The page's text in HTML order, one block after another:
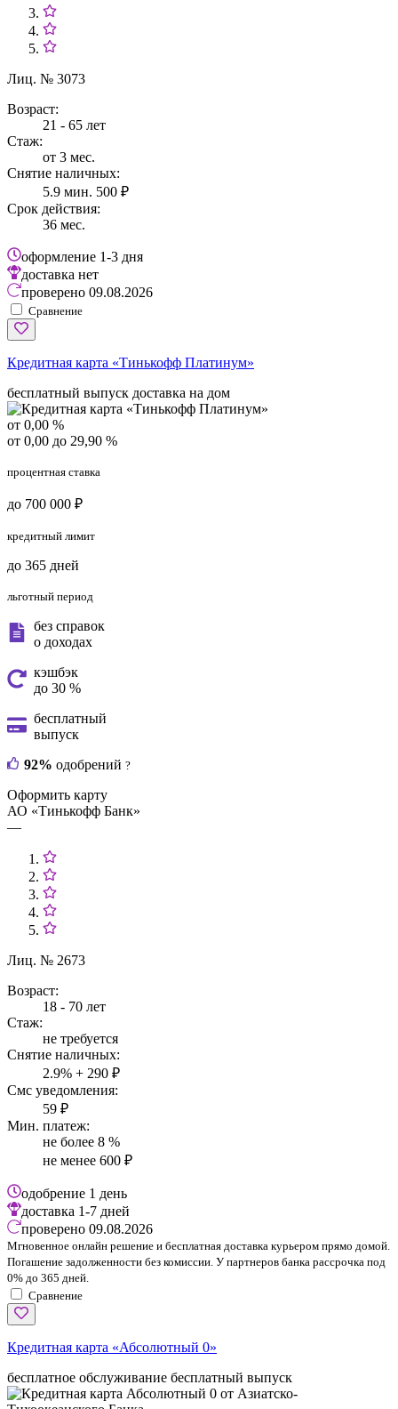
Лиц. № 3073
Возраст:
21 - 65 лет
Стаж:
от 3 мес.
Снятие наличных:
5.9 мин. 500 ₽
Срок действия:
36 мес.
оформление 1-3 дня
доставка нет
проверено 09.08.2026
Сравнение
Кредитная карта «Тинькофф Платинум»
бесплатный выпуск доставка на дом
от 0,00 %
от 0,00 до 29,90 %
процентная ставка
до 700 000 ₽
кредитный лимит
до 365 дней
льготный период
без справок
о доходах
кэшбэк
до 30 %
бесплатный
выпуск
92% одобрений ?
Оформить карту
АО «Тинькофф Банк»
—
Лиц. № 2673
Возраст:
18 - 70 лет
Стаж:
не требуется
Снятие наличных:
2.9% + 290 ₽
Смс уведомления:
59 ₽
Мин. платеж:
не более 8 %
не менее 600 ₽
одобрение 1 день
доставка 1-7 дней
проверено 09.08.2026
Мгновенное онлайн решение и бесплатная доставка курьером прямо домой.
Погашение задолженности без комиссии. У партнеров банка рассрочка под
0% до 365 дней.
Сравнение
Кредитная карта «Абсолютный 0»
бесплатное обслуживание бесплатный выпуск